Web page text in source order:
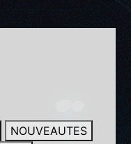
NOUVEAUTES